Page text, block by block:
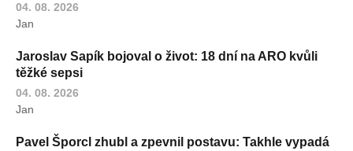
04. 08. 2026
Jan
Jaroslav Sapík bojoval o život: 18 dní na ARO kvůli
těžké sepsi
04. 08. 2026
Jan
Pavel Šporcl zhubl a zpevnil postavu: Takhle vypadá